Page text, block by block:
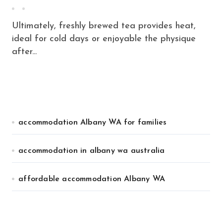
Ultimately, freshly brewed tea provides heat,
ideal for cold days or enjoyable the physique
after...
accommodation Albany WA for families
accommodation in albany wa australia
affordable accommodation Albany WA